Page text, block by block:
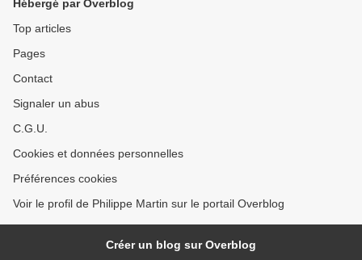
Hébergé par Overblog
Top articles
Pages
Contact
Signaler un abus
C.G.U.
Cookies et données personnelles
Préférences cookies
Voir le profil de Philippe Martin sur le portail Overblog
Créer un blog sur Overblog